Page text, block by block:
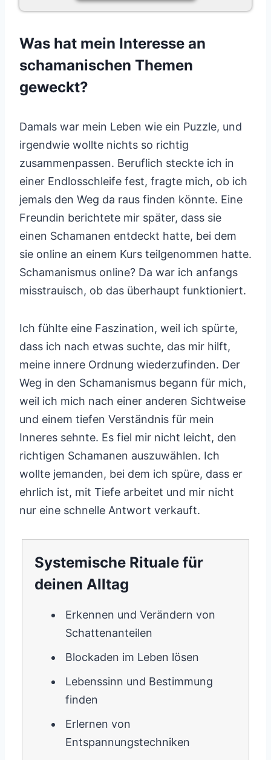
Was hat mein Interesse an
schamanischen Themen
geweckt?
Damals war mein Leben wie ein Puzzle, und
irgendwie wollte nichts so richtig
zusammenpassen. Beruflich steckte ich in
einer Endlosschleife fest, fragte mich, ob ich
jemals den Weg da raus finden könnte. Eine
Freundin berichtete mir später, dass sie
einen Schamanen entdeckt hatte, bei dem
sie online an einem Kurs teilgenommen hatte.
Schamanismus online? Da war ich anfangs
misstrauisch, ob das überhaupt funktioniert.
Ich fühlte eine Faszination, weil ich spürte,
dass ich nach etwas suchte, das mir hilft,
meine innere Ordnung wiederzufinden. Der
Weg in den Schamanismus begann für mich,
weil ich mich nach einer anderen Sichtweise
und einem tiefen Verständnis für mein
Inneres sehnte. Es fiel mir nicht leicht, den
richtigen Schamanen auszuwählen. Ich
wollte jemanden, bei dem ich spüre, dass er
ehrlich ist, mit Tiefe arbeitet und mir nicht
nur eine schnelle Antwort verkauft.
Systemische Rituale für
deinen Alltag
Erkennen und Verändern von
Schattenanteilen
Blockaden im Leben lösen
Lebenssinn und Bestimmung
finden
Erlernen von
Entspannungstechniken